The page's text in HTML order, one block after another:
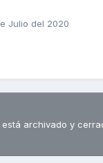
Julio del 2020
está archivado y